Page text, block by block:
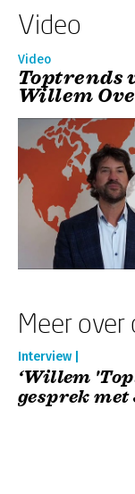
Video
Video
Toptrends
Willem
Meer over
Interview |
‘Willem
gesprek